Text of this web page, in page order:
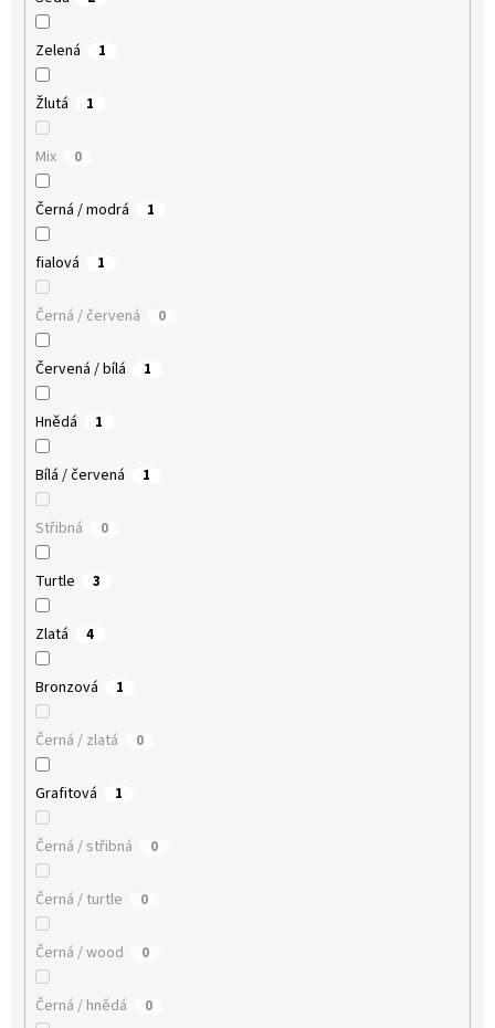
Zelená 1
Žlutá 1
Mix 0
Černá / modrá 1
fialová 1
Černá / červená 0
Červená / bílá 1
Hnědá 1
Bílá / červená 1
Střibná 0
Turtle 3
Zlatá 4
Bronzová 1
Černá / zlatá 0
Grafitová 1
Černá / střibná 0
Černá / turtle 0
Černá / wood 0
Černá / hnědá 0